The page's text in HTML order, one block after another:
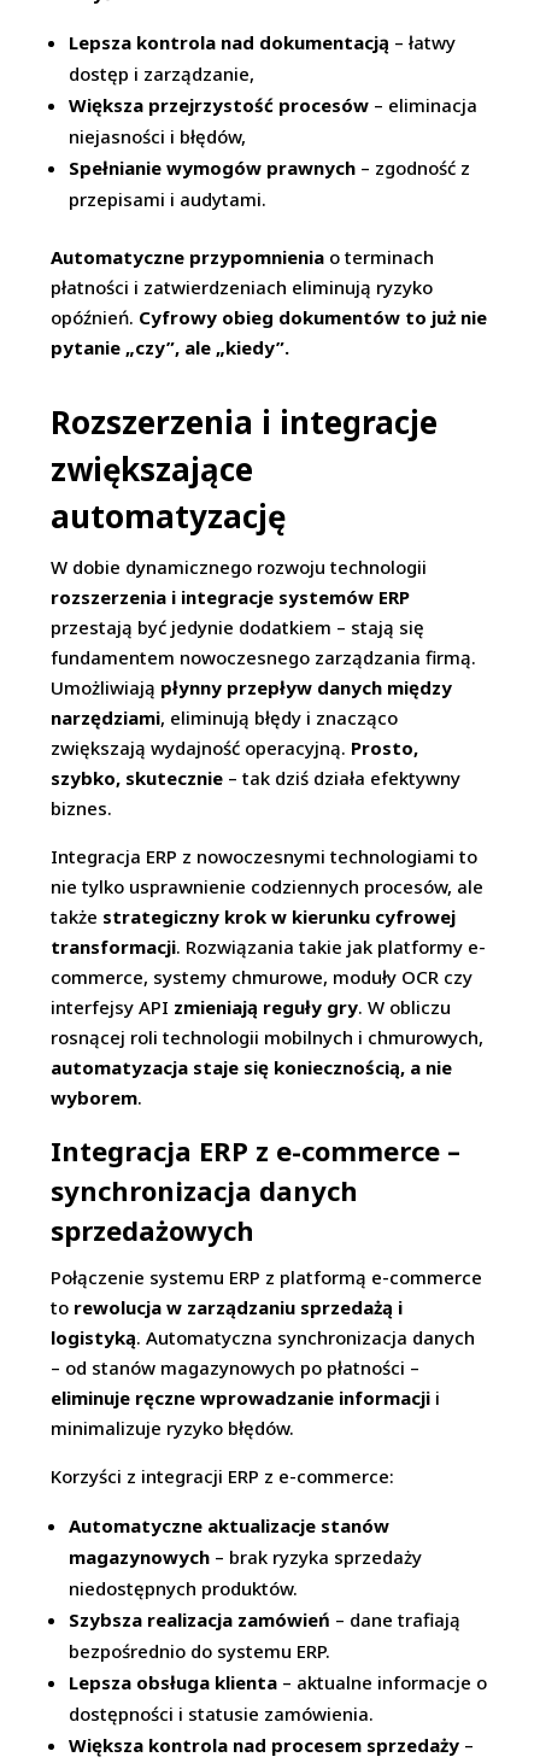
Lepsza kontrola nad dokumentacją – łatwy
dostęp i zarządzanie,
Większa przejrzystość procesów – eliminacja
niejasności i błędów,
Spełnianie wymogów prawnych – zgodność z
przepisami i audytami.
Automatyczne przypomnienia o terminach
płatności i zatwierdzeniach eliminują ryzyko
opóźnień. Cyfrowy obieg dokumentów to już nie
pytanie „czy”, ale „kiedy”.
Rozszerzenia i integracje
zwiększające
automatyzację
W dobie dynamicznego rozwoju technologii
rozszerzenia i integracje systemów ERP
przestają być jedynie dodatkiem – stają się
fundamentem nowoczesnego zarządzania firmą.
Umożliwiają płynny przepływ danych między
narzędziami, eliminują błędy i znacząco
zwiększają wydajność operacyjną. Prosto,
szybko, skutecznie – tak dziś działa efektywny
biznes.
Integracja ERP z nowoczesnymi technologiami to
nie tylko usprawnienie codziennych procesów, ale
także strategiczny krok w kierunku cyfrowej
transformacji. Rozwiązania takie jak platformy e-
commerce, systemy chmurowe, moduły OCR czy
interfejsy API zmieniają reguły gry. W obliczu
rosnącej roli technologii mobilnych i chmurowych,
automatyzacja staje się koniecznością, a nie
wyborem.
Integracja ERP z e-commerce –
synchronizacja danych
sprzedażowych
Połączenie systemu ERP z platformą e-commerce
to rewolucja w zarządzaniu sprzedażą i
logistyką. Automatyczna synchronizacja danych
– od stanów magazynowych po płatności –
eliminuje ręczne wprowadzanie informacji i
minimalizuje ryzyko błędów.
Korzyści z integracji ERP z e-commerce:
Automatyczne aktualizacje stanów
magazynowych – brak ryzyka sprzedaży
niedostępnych produktów.
Szybsza realizacja zamówień – dane trafiają
bezpośrednio do systemu ERP.
Lepsza obsługa klienta – aktualne informacje o
dostępności i statusie zamówienia.
Większa kontrola nad procesem sprzedaży –